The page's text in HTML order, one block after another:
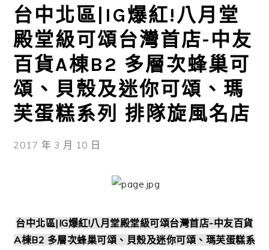
台中北區|IG爆紅!八月堂
殿堂級可頌台灣首店-中友
百貨A棟B2 多層次蜂巢可
頌、貝殼及迷你可頌、瑪
芙蛋糕系列 排隊旋風名店
2017 年 3 月 10 日
台中北區|IG爆紅!八月堂殿堂級可頌台灣首店-中友百貨
A棟B2 多層次蜂巢可頌、貝殼及迷你可頌、瑪芙蛋糕系